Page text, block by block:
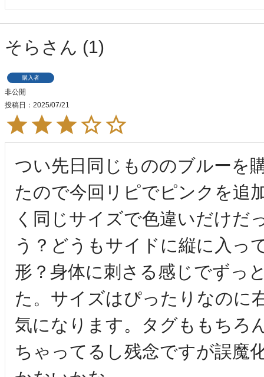
そら 1
購入者
非公開
投稿日
2025/07/21
つい先日同じもののブルーを
たので今回リピでピンクを追
く同じサイズで色違いだけだ
う？どうもサイドに縦に入っ
形？身体に刺さる感じでずっ
た。サイズはぴったりなのに
気になります。タグももちろ
ちゃってるし残念ですが誤魔